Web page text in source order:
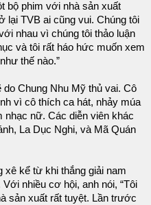
bộ phim với nhà sản xuất
lại TVB ai cũng vui. Chúng tôi
nhau vì chúng tôi thảo luận
và tôi rất háo hức muốn xem
thế nào.”
Chung Nhu Mỹ thủ vai. Cô
vì cô thích ca hát, nhảy múa
nữ. Các diễn viên khác
La Dục Nghi, và Mã Quán
kể từ khi thắng giải nam
nhiều cơ hội, anh nói, “Tôi
sản xuất rất tuyệt. Lần trước